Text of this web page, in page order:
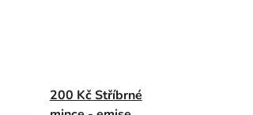
200 Kč Stříbrné